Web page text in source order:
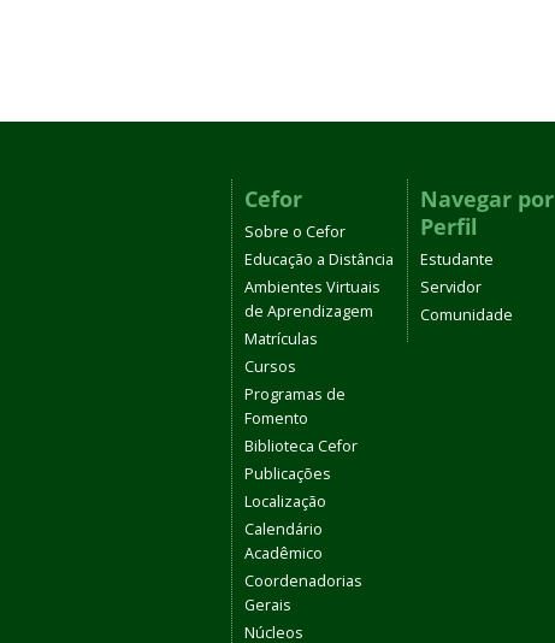
Cefor
Sobre o Cefor
Educação a Distância
Ambientes Virtuais
de Aprendizagem
Matrículas
Cursos
Programas de
Fomento
Biblioteca Cefor
Publicações
Localização
Calendário
Acadêmico
Coordenadorias
Gerais
Núcleos
Navegar por
Perfil
Estudante
Servidor
Comunidade